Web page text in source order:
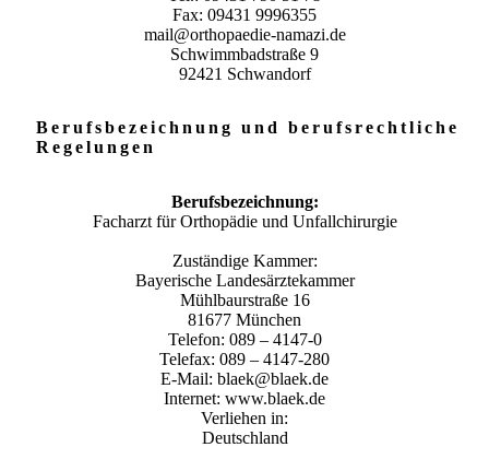
Fax: 09431 9996355
mail@orthopaedie-namazi.de
Schwimmbadstraße 9
92421 Schwandorf
Berufsbezeichnung und berufsrechtliche
Regelungen
Berufsbezeichnung:
Facharzt für Orthopädie und Unfallchirurgie
Zuständige Kammer:
Bayerische Landesärztekammer
Mühlbaurstraße 16
81677 München
Telefon: 089 – 4147-0
Telefax: 089 – 4147-280
E-Mail: blaek@blaek.de
Internet: www.blaek.de
Verliehen in:
Deutschland